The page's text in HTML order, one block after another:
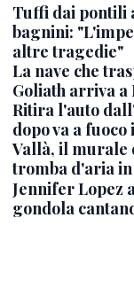
Tuffi dai pontili
bagnini:
altre tragedie"
La nave che
Goliath arriva a
Ritira l'auto
dopo va a
Vallà, il murale
tromba d'aria
Jennifer Lopez
gondola